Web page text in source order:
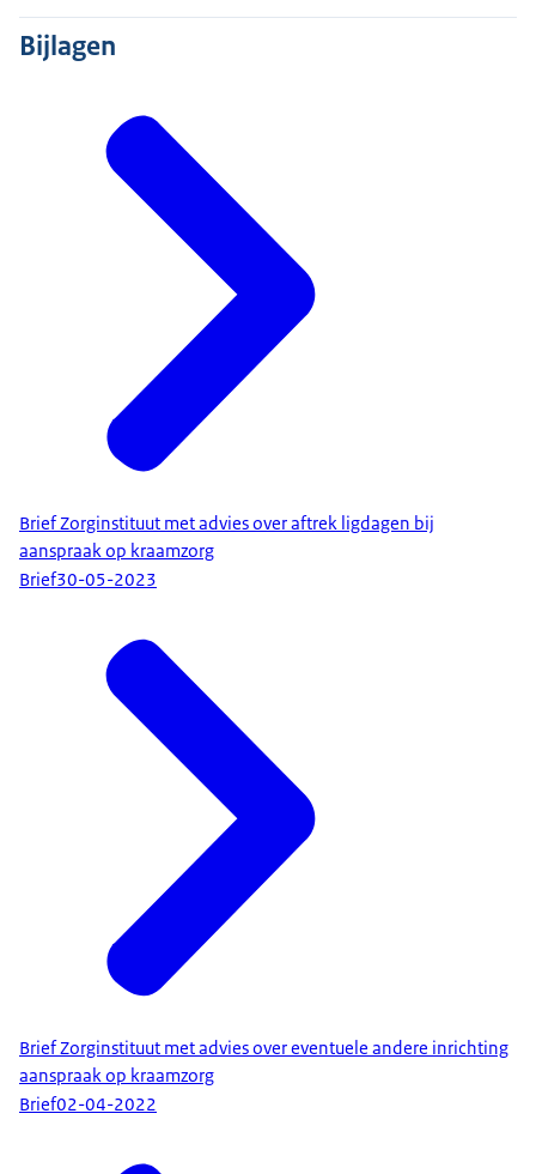
Bijlagen
Brief Zorginstituut met advies over aftrek ligdagen bij
aanspraak op kraamzorg
Brief30-05-2023
Brief Zorginstituut met advies over eventuele andere inrichting
aanspraak op kraamzorg
Brief02-04-2022